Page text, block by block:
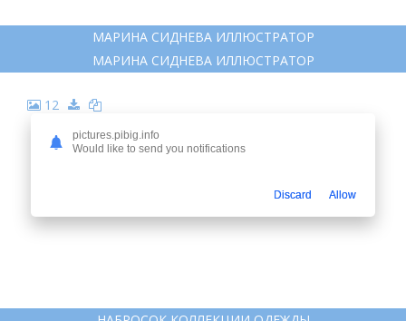
МАРИНА СИДНЕВА ИЛЛЮСТРАТОР
МАРИНА СИДНЕВА ИЛЛЮСТРАТОР
12
pictures.pibig.info
Would like to send you notifications
Discard Allow